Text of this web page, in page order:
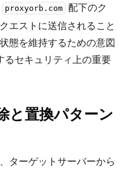
proxyorb.com 配下のク
エストに送信されること
態を維持するための意図
るセキュリティ上の重要
と置換パターン
ターゲットサーバーから